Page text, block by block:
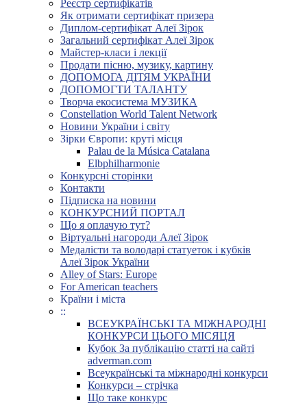
Реєстр сертифікатів
Як отримати сертифікат призера
Диплом-сертифікат Алеї Зірок
Загальний сертифікат Алеї Зірок
Майстер-класи і лекції
Продати пісню, музику, картину
ДОПОМОГА ДІТЯМ УКРАЇНИ
ДОПОМОГТИ ТАЛАНТУ
Творча екосистема МУЗИКА
Constellation World Talent Network
Новини України і світу
Зірки Європи: круті місця
Palau de la Música Catalana
Elbphilharmonie
Конкурсні сторінки
Контакти
Підписка на новини
КОНКУРСНИЙ ПОРТАЛ
Що я оплачую тут?
Віртуальні нагороди Алеї Зірок
Медалісти та володарі статуеток і кубків
Алеї Зірок України
Alley of Stars: Europe
For American teachers
Країни і міста
::
ВСЕУКРАЇНСЬКІ ТА МІЖНАРОДНІ
КОНКУРСИ ЦЬОГО МІСЯЦЯ
Кубок За публікацію статті на сайті
adverman.com
Всеукраїнські та міжнародні конкурси
Конкурси – стрічка
Що таке конкурс